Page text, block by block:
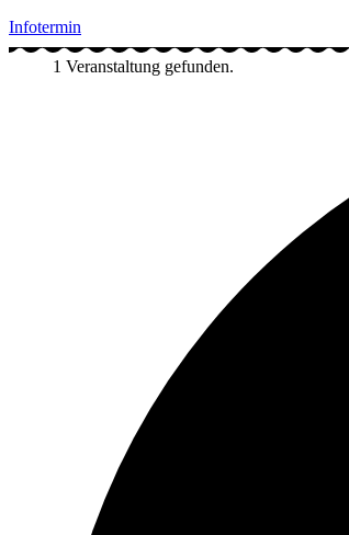
Infotermin
1 Veranstaltung gefunden.